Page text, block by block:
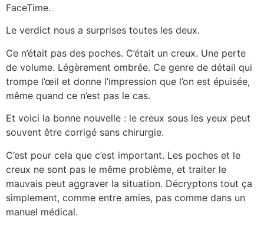
FaceTime.
Le verdict nous a surprises toutes les deux.
Ce n’était pas des poches. C’était un creux. Une perte
de volume. Légèrement ombrée. Ce genre de détail qui
trompe l’œil et donne l’impression que l’on est épuisée,
même quand ce n’est pas le cas.
Et voici la bonne nouvelle : le creux sous les yeux peut
souvent être corrigé sans chirurgie.
C’est pour cela que c’est important. Les poches et le
creux ne sont pas le même problème, et traiter le
mauvais peut aggraver la situation. Décryptons tout ça
simplement, comme entre amies, pas comme dans un
manuel médical.